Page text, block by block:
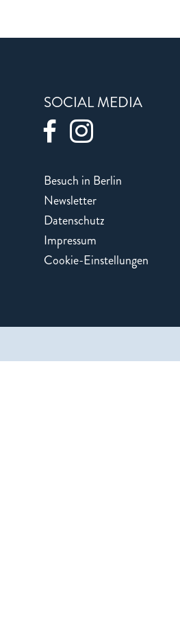
SOCIAL MEDIA
Besuch in Berlin
Newsletter
Datenschutz
Impressum
Cookie-Einstellungen